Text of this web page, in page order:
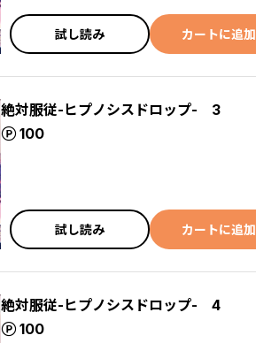
試し読み カートに追加
絶対服従-ヒプノシスドロップ- 3
100
試し読み カートに追加
絶対服従-ヒプノシスドロップ- 4
100